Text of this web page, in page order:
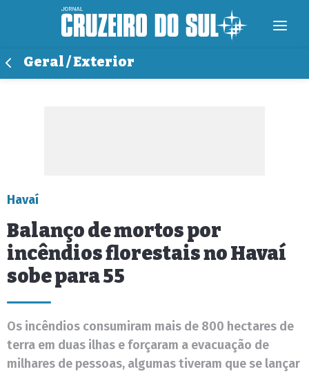
Geral / Exterior
Havaí
Balanço de mortos por
incêndios florestais no Havaí
sobe para 55
Os incêndios consumiram mais de 800 hectares de
terra em duas ilhas e forçaram a evacuação de
milhares de pessoas, algumas tiveram que se lançar